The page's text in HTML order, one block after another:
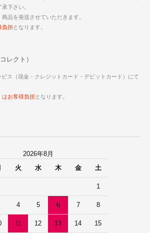
下さい。
品を発送させていただきます。
負担 となります。
レクト）
ス（現金・クレジットカード・デビットカード）にて
お客様負担 となります。
2026年8月
火 水 木 金 土
1
4 5 6 7 8
11 12 13 14 15